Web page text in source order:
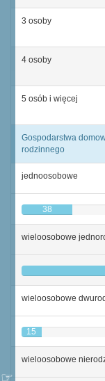
3 osoby
4 osoby
5 osób i więcej
Gospodarstwa
rodzinnego
jednoosobowe
38
wieloosobowe
wieloosobowe
15
wieloosobowe